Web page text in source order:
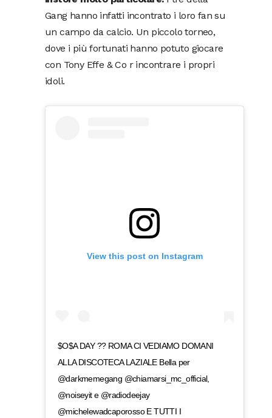
Gang hanno infatti incontrato i loro fan su
un campo da calcio. Un piccolo torneo,
dove i più fortunati hanno potuto giocare
con Tony Effe & Co r incontrare i propri
idoli.
View this post on Instagram
$O$A DAY ?? ROMA CI VEDIAMO DOMANI
ALLA DISCOTECA LAZIALE Bella per
@darkmemegang @chiamarsi_mc_official,
@noiseyit e @radiodeejay
@michelewadcaporosso E TUTTI I